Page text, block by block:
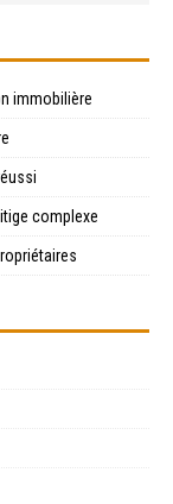
immobilière
complexe